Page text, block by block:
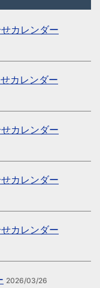
カレンダー
カレンダー
カレンダー
カレンダー
カレンダー
2026/03/26